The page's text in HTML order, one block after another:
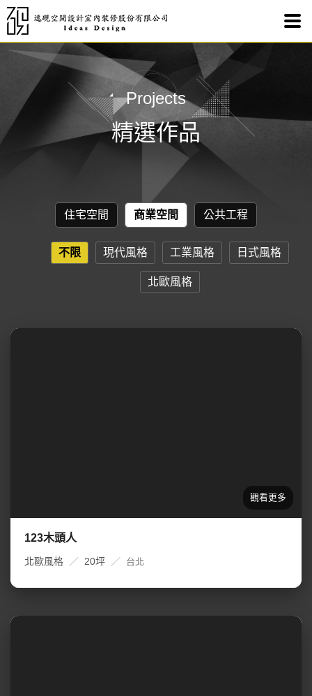
Projects
精選作品
住宅空間 商業空間 公共工程
不限 現代風格 工業風格 日式風格
北歐風格
123木頭人
北歐風格 ／ 20坪 ／ 台北
室